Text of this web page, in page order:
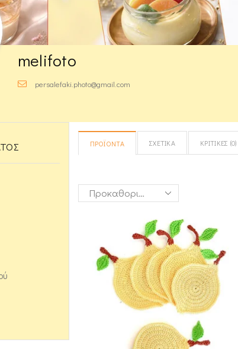
melifoto
persalefaki.photo@gmail.com
ΠΡΟΪΌΝΤΑ ΣΧΕΤΙΚΆ ΚΡΙΤΙΚΈΣ (0)